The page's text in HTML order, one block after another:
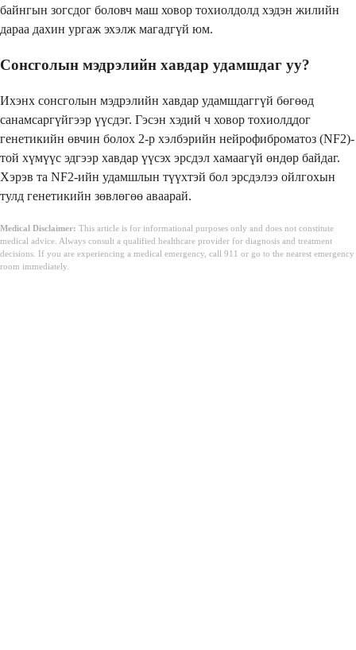
байнгын зогсдог боловч маш ховор тохиолдолд хэдэн жилийн
дараа дахин ургаж эхэлж магадгүй юм.
Сонсголын мэдрэлийн хавдар удамшдаг уу?
Ихэнх сонсголын мэдрэлийн хавдар удамшдаггүй бөгөөд
санамсаргүйгээр үүсдэг. Гэсэн хэдий ч ховор тохиолддог
генетикийн өвчин болох 2-р хэлбэрийн нейрофиброматоз (NF2)-
той хүмүүс эдгээр хавдар үүсэх эрсдэл хамаагүй өндөр байдаг.
Хэрэв та NF2-ийн удамшлын түүхтэй бол эрсдэлээ ойлгохын
тулд генетикийн зөвлөгөө аваарай.
Medical Disclaimer: This article is for informational purposes only and does not constitute
medical advice. Always consult a qualified healthcare provider for diagnosis and treatment
decisions. If you are experiencing a medical emergency, call 911 or go to the nearest emergency
room immediately.